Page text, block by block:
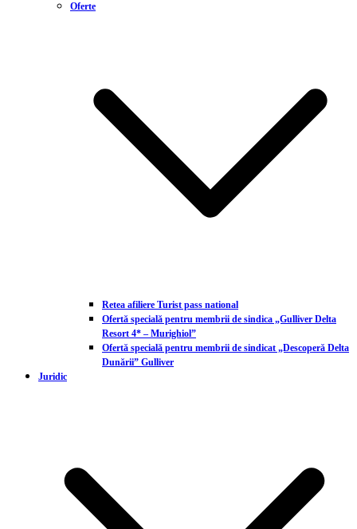
Oferte
Retea afiliere Turist pass national
Ofertă specială pentru membrii de sindica „Gulliver Delta
Resort 4* – Murighiol”
Ofertă specială pentru membrii de sindicat „Descoperă Delta
Dunării” Gulliver
Juridic